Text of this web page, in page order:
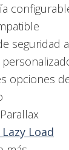
seguridad
opciones
Load